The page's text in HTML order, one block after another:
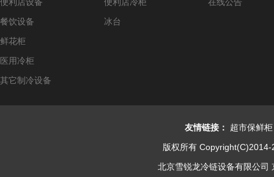
餐饮设备
鲜花柜
医用冷柜
其它制冷设备
冰台
友情链接：
超市保鲜柜
版权所有
北京雪锐龙冷链设备有限公司